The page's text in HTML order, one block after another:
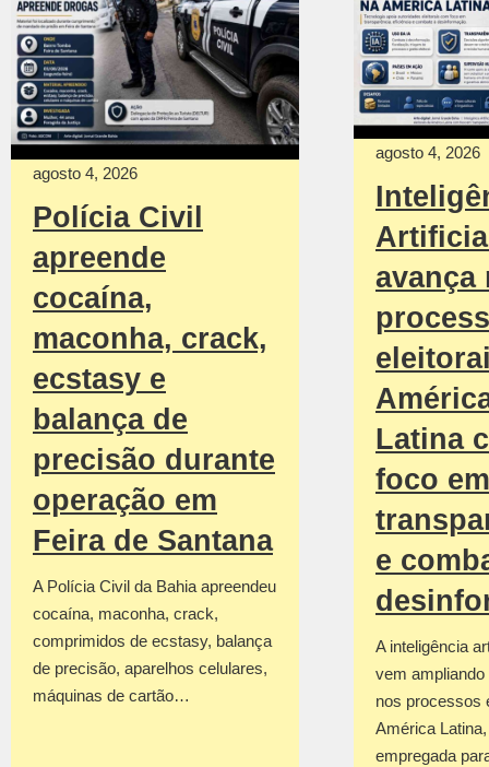
agosto 4, 2026
Polícia Civil
apreende
cocaína,
maconha, crack,
ecstasy e
balança de
precisão durante
operação em
Feira de Santana
A Polícia Civil da Bahia apreendeu
cocaína, maconha, crack,
comprimidos de ecstasy, balança
de precisão, aparelhos celulares,
máquinas de cartão…
agosto 4, 2026
avança
Latina
foco em
e
A inteligência
vem
nos processos
América
empregada